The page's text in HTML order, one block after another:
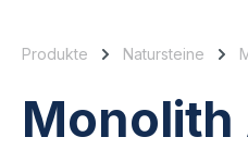
Produkte Natursteine
Monolith